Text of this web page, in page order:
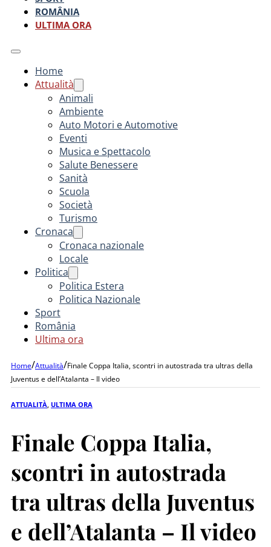
ROMÂNIA
ULTIMA ORA
Home
Attualità
Animali
Ambiente
Auto Motori e Automotive
Eventi
Musica e Spettacolo
Salute Benessere
Sanità
Scuola
Società
Turismo
Cronaca
Cronaca nazionale
Locale
Politica
Politica Estera
Politica Nazionale
Sport
România
Ultima ora
Home/Attualità/Finale Coppa Italia, scontri in autostrada tra ultras della
Juventus e dell’Atalanta – Il video
ATTUALITÀ ULTIMA ORA
Finale Coppa Italia,
scontri in autostrada
tra ultras della Juventus
e dell’Atalanta – Il video